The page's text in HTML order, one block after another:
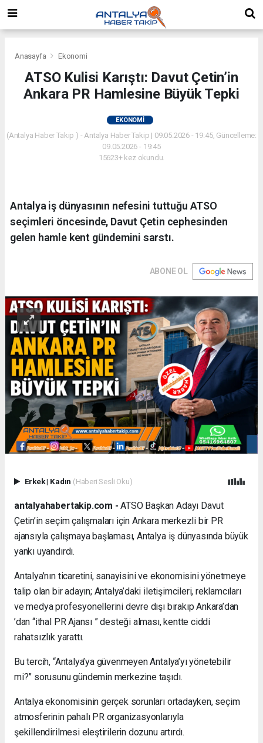
Anasayfa Ekonomi
ATSO Kulisi Karıştı: Davut Çetin’in
Ankara PR Hamlesine Büyük Tepki
EKONOMI
(Antalya Haber Takip ) - Antalya Haber Takip | 09.05.2026 - 19:45, Güncelleme:
09.05.2026 - 19:45
15623+ kez okundu.
Antalya iş dünyasının nefesini tuttuğu ATSO
seçimleri öncesinde, Davut Çetin cephesinden
gelen hamle kent gündemini sarstı.
ABONE OL
Erkek| Kadın (Haberi Sesli Oku)
antalyahabertakip.com - ATSO Başkan Adayı Davut
Çetin’in seçim çalışmaları için Ankara merkezli bir PR
ajansıyla çalışmaya başlaması, Antalya iş dünyasında büyük
yankı uyandırdı.
Antalya’nın ticaretini, sanayisini ve ekonomisini yönetmeye
talip olan bir adayın; Antalya’daki iletişimcileri, reklamcıları
ve medya profesyonellerini devre dışı bırakıp Ankara’dan
’dan “ithal PR Ajansı ” desteği alması, kentte ciddi
rahatsızlık yarattı.
Bu tercih, “Antalya’ya güvenmeyen Antalya’yı yönetebilir
mi?” sorusunu gündemin merkezine taşıdı.
Antalya ekonomisinin gerçek sorunları ortadayken, seçim
atmosferinin pahalı PR organizasyonlarıyla
şekillendirilmesi eleştirilerin dozunu artırdı.